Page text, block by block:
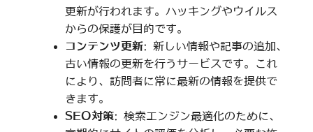
更新が行われます。ハッキングやウイルス
からの保護が目的です。
コンテンツ更新: 新しい情報や記事の追加、
古い情報の更新を行うサービスです。これ
により、訪問者に常に最新の情報を提供で
きます。
SEO対策: 検索エンジン最適化のために、